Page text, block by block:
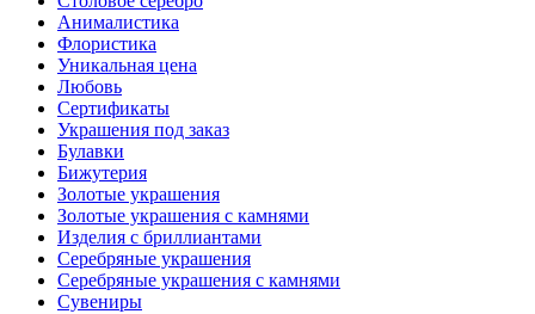
Анималистика
Флористика
Уникальная цена
Любовь
Сертификаты
Украшения под заказ
Булавки
Бижутерия
Золотые украшения
Золотые украшения с камнями
Изделия с бриллиантами
Серебряные украшения
Серебряные украшения с камнями
Сувениры